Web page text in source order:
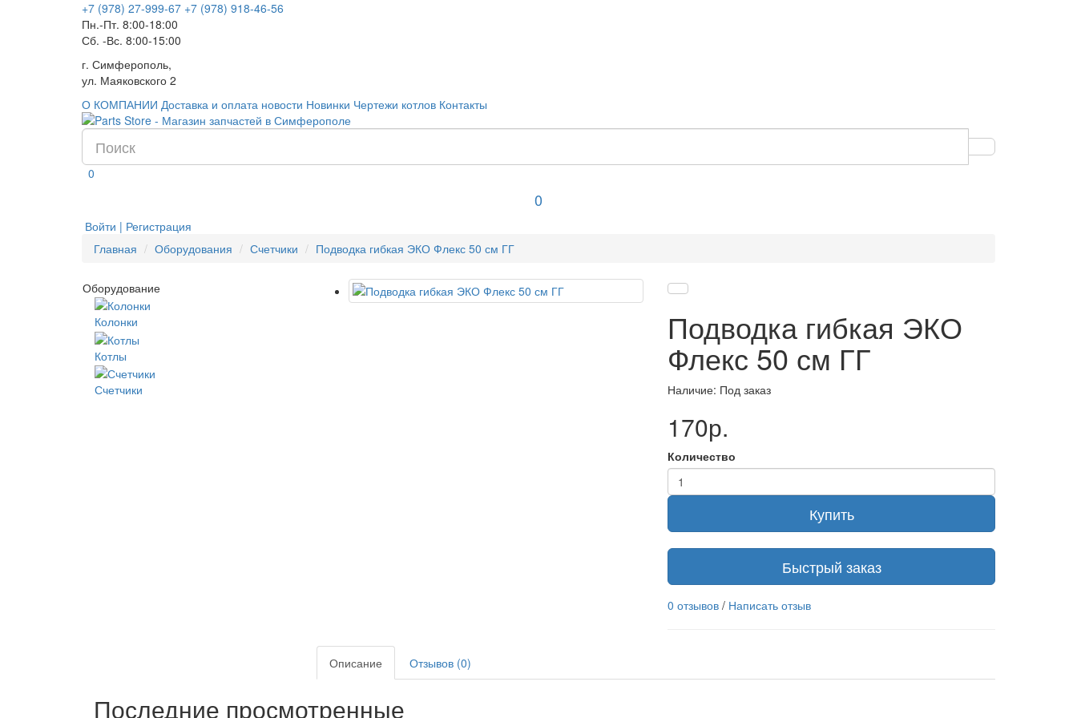
+7 (978) 27-999-67 +7 (978) 918-46-56
Пн.-Пт. 8:00-18:00
Сб. -Вс. 8:00-15:00
г. Симферополь,
ул. Маяковского 2
О КОМПАНИИ Доставка и оплата новости Новинки Чертежи котлов Контакты
0
0
Войти | Регистрация
Главная
Оборудования Счетчики Подводка гибкая ЭКО Флекс 50 см ГГ
Оборудование
Колонки
Котлы
Счетчики
Подводка гибкая ЭКО
Флекс 50 см ГГ
Наличие: Под заказ
170р.
Количество
Купить
Быстрый заказ
0 отзывов / Написать отзыв
Описание Отзывов (0)
Последние просмотренные